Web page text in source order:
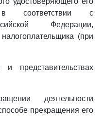
соответствии с
Федерации,
(при
представительствах
деятельности
прекращения его